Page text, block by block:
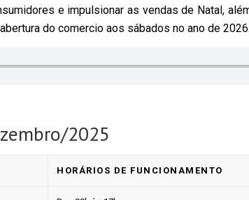
e impulsionar as vendas de Natal,
do comercio aos sábados no ano de 2026.
2025
HORÁRIOS DE FUNCIONAMENTO